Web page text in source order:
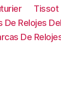
Tissot
De Relojes
De